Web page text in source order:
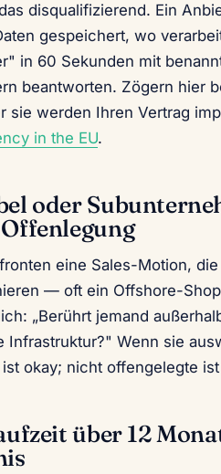
disqualifizierend. Ein
gespeichert, wo
in 60 Sekunden mit
beantworten. Zögern hier
sie werden Ihren Vertrag
in the EU.
oder
eine Sales-Motion,
— oft ein Offshore-
„Berührt jemand
Infrastruktur?" Wenn sie
okay; nicht offengelegte
über 12